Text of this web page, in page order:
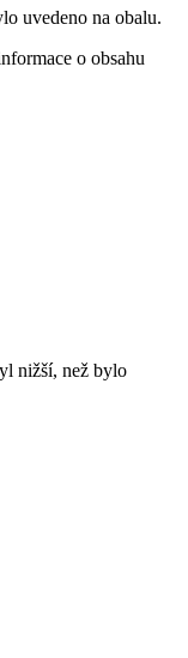
uvedeno na obalu.
o obsahu
nižší, než bylo